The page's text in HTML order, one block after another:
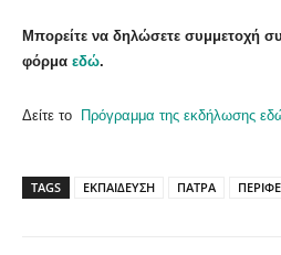
Μπορείτε να δηλώσετε συμμετοχή
φόρμα εδώ.
Δείτε το Πρόγραμμα της εκδήλωσης
TAGS ΕΚΠΑΙΔΕΥΣΗ ΠΑΤΡΑ